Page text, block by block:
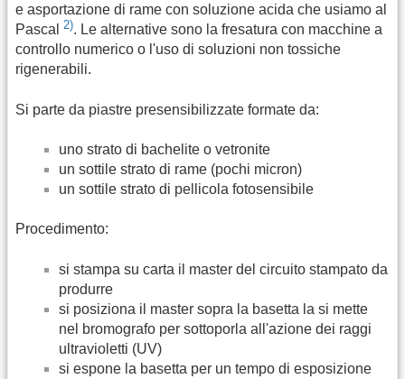
e asportazione di rame con soluzione acida che usiamo al
Pascal
2). Le alternative sono la fresatura con macchine a
controllo numerico o l'uso di soluzioni non tossiche
rigenerabili.
Si parte da piastre presensibilizzate formate da:
uno strato di bachelite o vetronite
un sottile strato di rame (pochi micron)
un sottile strato di pellicola fotosensibile
Procedimento:
si stampa su carta il master del circuito stampato da
produrre
si posiziona il master sopra la basetta la si mette
nel bromografo per sottoporla all'azione dei raggi
ultravioletti (UV)
si espone la basetta per un tempo di esposizione